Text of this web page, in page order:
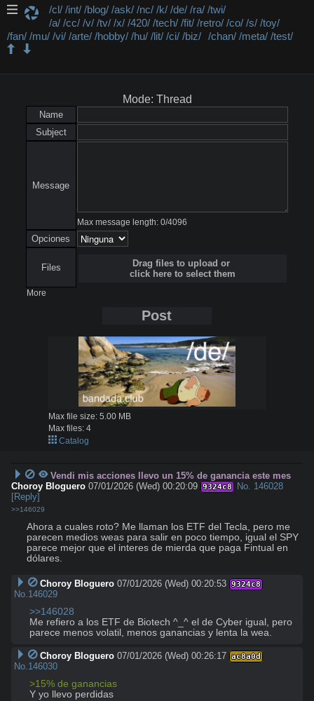
/cl/ /int/ /blog/ /ask/ /nc/ /k/ /de/ /ra/ /twi/
/a/ /cc/ /v/ /tv/ /x/ /420/ /tech/ /fit/ /retro/ /co/ /s/ /toy/
/fan/ /mu/ /vi/ /arte/ /hobby/ /hu/ /lit/ /ci/ /biz/ /chan/ /meta/ /test/
Mode: Thread
Name
Subject
Message
Max message length: 0/4096
Opciones
Files
Drag files to upload or
click here to select them
More
Post
Max file size: 5.00 MB
Max files: 4
Catalog
Vendi mis acciones llevo un 15% de ganancia este mes
Choroy Bloguero 07/01/2026 (Wed) 00:20:09 9324c8 No. 146028
[Reply]
>>146029
Ahora a cuales roto? Me llaman los ETF del Tecla, pero me
parecen medios weas para salir en poco tiempo, igual el SPY
parece mejor que el interes de mierda que paga Fintual en
dólares.
Choroy Bloguero 07/01/2026 (Wed) 00:20:53 9324c8
No.146029
>>146028
Me refiero a los ETF de Biotech ^_^ el de Cyber igual, pero
parece menos volatil, menos ganancias y lenta la wea.
Choroy Bloguero 07/01/2026 (Wed) 00:26:17 ac8a0d
No.146030
>15% de ganancias
Y yo llevo perdidas